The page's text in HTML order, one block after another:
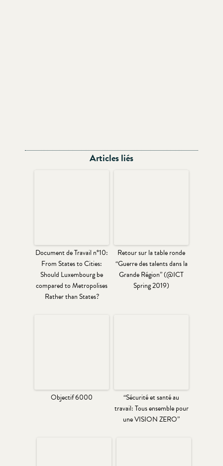
Articles liés
Document de Travail n°10:
From States to Cities:
Should Luxembourg be
compared to Metropolises
Rather than States?
Retour sur la table ronde
“Guerre des talents dans la
Grande Région” (@ICT
Spring 2019)
Objectif 6000
“Sécurité et santé au
travail: Tous ensemble pour
une VISION ZERO”